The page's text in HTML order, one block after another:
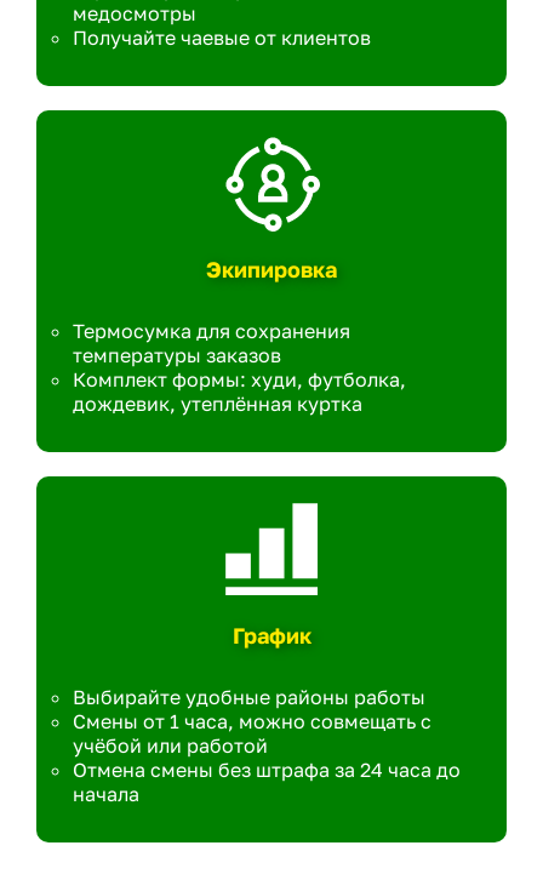
медосмотры
Получайте чаевые от клиентов
Экипировка
Термосумка для сохранения
температуры заказов
Комплект формы: худи, футболка,
дождевик, утеплённая куртка
График
Выбирайте удобные районы работы
Смены от 1 часа, можно совмещать с
учёбой или работой
Отмена смены без штрафа за 24 часа до
начала